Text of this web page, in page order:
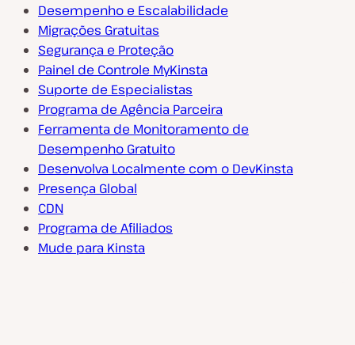
Desempenho e Escalabilidade
Migrações Gratuitas
Segurança e Proteção
Painel de Controle MyKinsta
Suporte de Especialistas
Programa de Agência Parceira
Ferramenta de Monitoramento de
Desempenho Gratuito
Desenvolva Localmente com o DevKinsta
Presença Global
CDN
Programa de Afiliados
Mude para Kinsta